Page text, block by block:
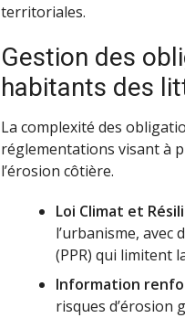
territoriales.
Gestion des
habitants des
La complexité des
réglementations visant à
l’érosion côtière.
Loi Climat et
l’urbanisme,
(PPR) qui limitent
Information
risques d’érosion